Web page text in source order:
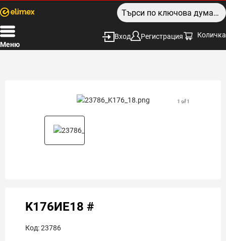
Меню
Вход Регистрация Количка
1 of 1
K176ИЕ18 #
Код:23786